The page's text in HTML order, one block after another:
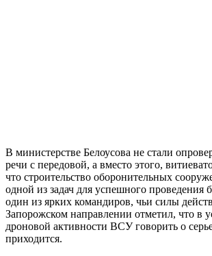
В министерстве Белоусова не стали
речи с передовой, а вместо этого,
что строительство оборонительных
одной из задач для успешного проведения
один из ярких командиров, чьи силы
Запорожском направлении отметил, что в
дроновой активности ВСУ говорить о
приходится.